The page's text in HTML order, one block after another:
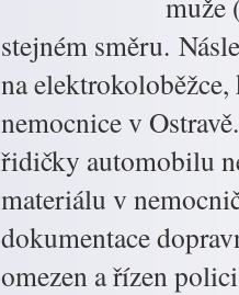
stejném směru.
na
nemocnice v
řidičky automobilu
materiálu v
dokumentace
omezen a řízen